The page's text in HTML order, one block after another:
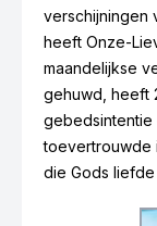
verschijningen
heeft Onze-
maandelijkse
gehuwd, heeft
gebedsintentie
toevertrouwde
die Gods